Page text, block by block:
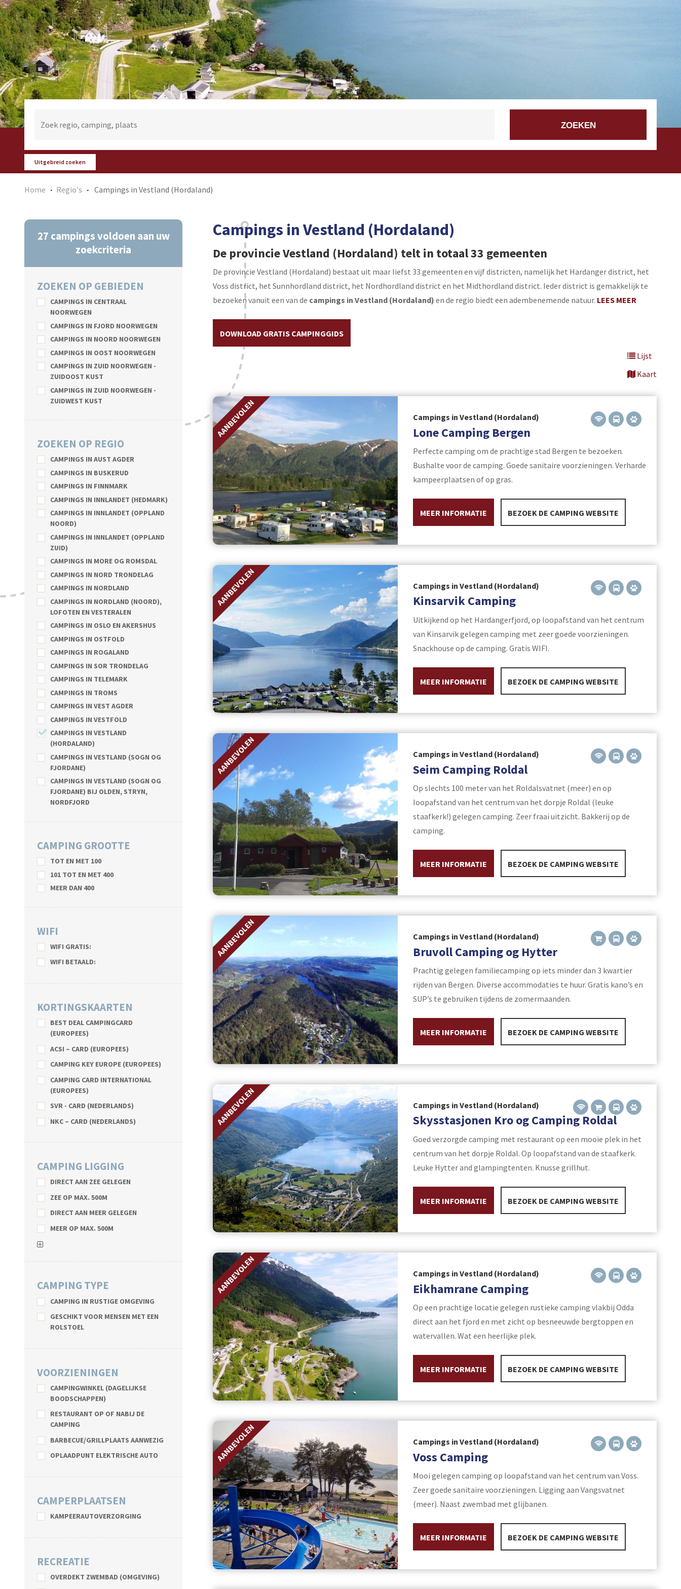
Uitgebreid zoeken
Home Regio's Campings in Vestland (Hordaland)
Campings in Vestland (Hordaland)
De provincie Vestland (Hordaland) telt in totaal 33 gemeenten
De provincie Vestland (Hordaland) bestaat uit maar liefst 33 gemeenten en vijf districten, namelijk het Hardanger district, het
Voss district, het Sunnhordland district, het Nordhordland district en het Midthordland district. Ieder district is gemakkelijk te
bezoeken vanuit een van de campings in Vestland (Hordaland) en de regio biedt een adembenemende natuur. LEES MEER
DOWNLOAD GRATIS CAMPINGGIDS
Lijst
Kaart
AANBEVOLEN Campings in Vestland (Hordaland)
Lone Camping Bergen
Perfecte camping om de prachtige stad Bergen te bezoeken.
Bushalte voor de camping. Goede sanitaire voorzieningen. Verharde
kampeerplaatsen of op gras.
MEER INFORMATIE BEZOEK DE CAMPING WEBSITE
AANBEVOLEN Campings in Vestland (Hordaland)
Kinsarvik Camping
Uitkijkend op het Hardangerfjord, op loopafstand van het centrum
van Kinsarvik gelegen camping met zeer goede voorzieningen.
Snackhouse op de camping. Gratis WIFI.
MEER INFORMATIE BEZOEK DE CAMPING WEBSITE
AANBEVOLEN Campings in Vestland (Hordaland)
Seim Camping Roldal
Op slechts 100 meter van het Roldalsvatnet (meer) en op
loopafstand van het centrum van het dorpje Roldal (leuke
staafkerk!) gelegen camping. Zeer fraai uitzicht. Bakkerij op de
camping.
MEER INFORMATIE BEZOEK DE CAMPING WEBSITE
AANBEVOLEN Campings in Vestland (Hordaland)
Bruvoll Camping og Hytter
Prachtig gelegen familiecamping op iets minder dan 3 kwartier
rijden van Bergen. Diverse accommodaties te huur. Gratis kano’s en
SUP’s te gebruiken tijdens de zomermaanden.
MEER INFORMATIE BEZOEK DE CAMPING WEBSITE
AANBEVOLEN Campings in Vestland (Hordaland)
Skysstasjonen Kro og Camping Roldal
Goed verzorgde camping met restaurant op een mooie plek in het
centrum van het dorpje Roldal. Op loopafstand van de staafkerk.
Leuke Hytter and glampingtenten. Knusse grillhut.
MEER INFORMATIE BEZOEK DE CAMPING WEBSITE
AANBEVOLEN Campings in Vestland (Hordaland)
Eikhamrane Camping
Op een prachtige locatie gelegen rustieke camping vlakbij Odda
direct aan het fjord en met zicht op besneeuwde bergtoppen en
watervallen. Wat een heerlijke plek.
MEER INFORMATIE BEZOEK DE CAMPING WEBSITE
AANBEVOLEN Campings in Vestland (Hordaland)
Voss Camping
Mooi gelegen camping op loopafstand van het centrum van Voss.
Zeer goede sanitaire voorzieningen. Ligging aan Vangsvatnet
(meer). Naast zwembad met glijbanen.
MEER INFORMATIE BEZOEK DE CAMPING WEBSITE
27 campings voldoen aan uw
zoekcriteria
ZOEKEN OP GEBIEDEN
CAMPINGS IN CENTRAAL
NOORWEGEN
CAMPINGS IN FJORD NOORWEGEN
CAMPINGS IN NOORD NOORWEGEN
CAMPINGS IN OOST NOORWEGEN
CAMPINGS IN ZUID NOORWEGEN -
ZUIDOOST KUST
CAMPINGS IN ZUID NOORWEGEN -
ZUIDWEST KUST
ZOEKEN OP REGIO
CAMPINGS IN AUST AGDER
CAMPINGS IN BUSKERUD
CAMPINGS IN FINNMARK
CAMPINGS IN INNLANDET (HEDMARK)
CAMPINGS IN INNLANDET (OPPLAND
NOORD)
CAMPINGS IN INNLANDET (OPPLAND
ZUID)
CAMPINGS IN MORE OG ROMSDAL
CAMPINGS IN NORD TRONDELAG
CAMPINGS IN NORDLAND
CAMPINGS IN NORDLAND (NOORD),
LOFOTEN EN VESTERALEN
CAMPINGS IN OSLO EN AKERSHUS
CAMPINGS IN OSTFOLD
CAMPINGS IN ROGALAND
CAMPINGS IN SOR TRONDELAG
CAMPINGS IN TELEMARK
CAMPINGS IN TROMS
CAMPINGS IN VEST AGDER
CAMPINGS IN VESTFOLD
CAMPINGS IN VESTLAND
(HORDALAND)
CAMPINGS IN VESTLAND (SOGN OG
FJORDANE)
CAMPINGS IN VESTLAND (SOGN OG
FJORDANE) BIJ OLDEN, STRYN,
NORDFJORD
CAMPING GROOTTE
TOT EN MET 100
101 TOT EN MET 400
MEER DAN 400
WIFI
WIFI GRATIS:
WIFI BETAALD:
KORTINGSKAARTEN
BEST DEAL CAMPINGCARD
(EUROPEES)
ACSI – CARD (EUROPEES)
CAMPING KEY EUROPE (EUROPEES)
CAMPING CARD INTERNATIONAL
(EUROPEES)
SVR - CARD (NEDERLANDS)
NKC – CARD (NEDERLANDS)
CAMPING LIGGING
DIRECT AAN ZEE GELEGEN
ZEE OP MAX. 500M
DIRECT AAN MEER GELEGEN
MEER OP MAX. 500M
CAMPING TYPE
CAMPING IN RUSTIGE OMGEVING
GESCHIKT VOOR MENSEN MET EEN
ROLSTOEL
VOORZIENINGEN
CAMPINGWINKEL (DAGELIJKSE
BOODSCHAPPEN)
RESTAURANT OP OF NABIJ DE
CAMPING
BARBECUE/GRILLPLAATS AANWEZIG
OPLAADPUNT ELEKTRISCHE AUTO
CAMPERPLAATSEN
KAMPEERAUTOVERZORGING
RECREATIE
OVERDEKT ZWEMBAD (OMGEVING)